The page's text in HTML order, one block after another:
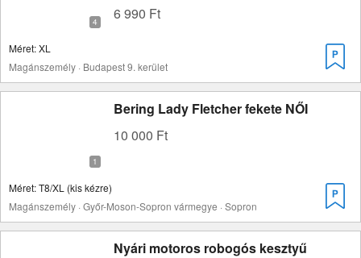
6 990 Ft
Méret: XL
Magánszemély · Budapest 9. kerület
Bering Lady Fletcher fekete NŐI
10 000 Ft
Méret: T8/XL (kis kézre)
Magánszemély · Győr-Moson-Sopron vármegye · Sopron
Nyári motoros robogós kesztyű